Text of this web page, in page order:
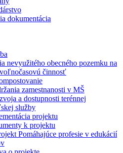
dokumentácia
nevyužitého obecného pozemku na
činnosť
zamestnanosti v MŠ
a dostupnosti terénnej
služby
projektu
k projektu
Pomáhajúce profesie v edukácií